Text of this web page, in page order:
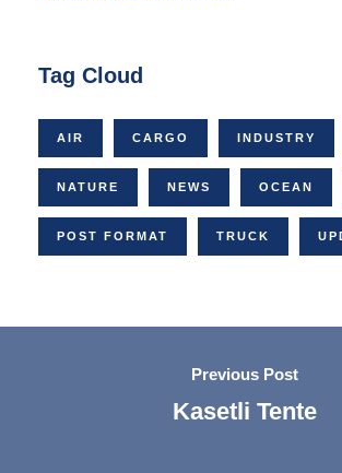
Tag Cloud
AIR CARGO INDUSTRY
NATURE NEWS OCEAN
POST FORMAT TRUCK
Previous Post
Kasetli Tente